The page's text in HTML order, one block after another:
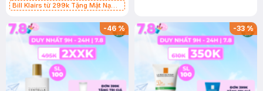
Bill Klairs từ 299k Tặng Mặt Nạ
25ml (SL Có Hạn)
-46% -33%